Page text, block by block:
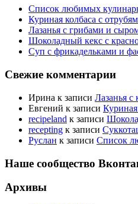
Список любимых
Куриная колбаса с
Лазанья с грибами и
Шоколадный кекс с
Суп с фрикадельками и
Свежие комментарии
Ирина к записи Лазанья
Евгений к записи
recipeland к записи
recepting к записи
Руслан к записи Список
Наше сообщество
Архивы